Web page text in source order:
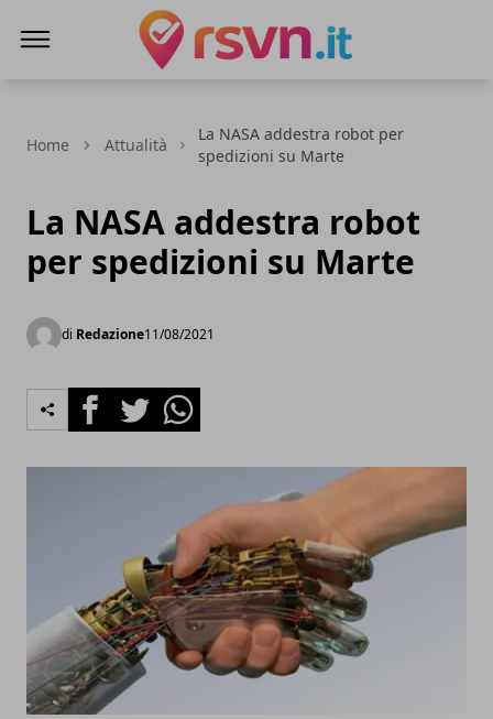
Home Attualità
La NASA addestra robot per
spedizioni su Marte
La NASA addestra robot
per spedizioni su Marte
di Redazione11/08/2021
FacebookTwitterWhatsapp